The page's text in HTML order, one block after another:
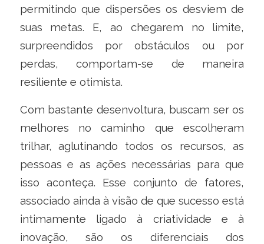
permitindo que dispersões os desviem de
suas metas. E, ao chegarem no limite,
surpreendidos por obstáculos ou por
perdas, comportam-se de maneira
resiliente e otimista.
Com bastante desenvoltura, buscam ser os
melhores no caminho que escolheram
trilhar, aglutinando todos os recursos, as
pessoas e as ações necessárias para que
isso aconteça. Esse conjunto de fatores,
associado ainda à visão de que sucesso está
intimamente ligado à criatividade e à
inovação, são os diferenciais dos